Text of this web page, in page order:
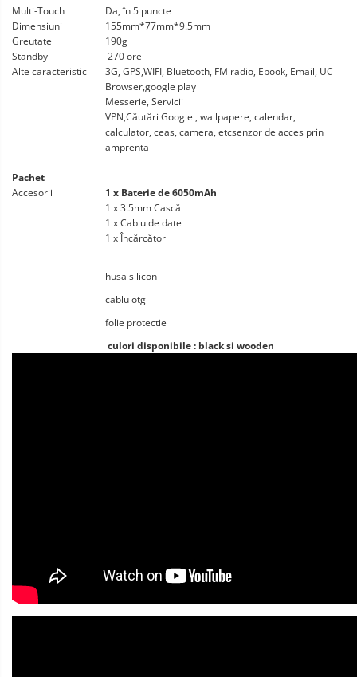
Multi-Touch
Da, în 5 puncte
Dimensiuni
155mm*77mm*9.5mm
Greutate
190g
Standby
270 ore
Alte caracteristici
3G, GPS,WIFI, Bluetooth, FM radio, Ebook, Email, UC
Browser,google play
Messerie, Servicii
VPN,Căutări Google , wallpapere, calendar,
calculator, ceas, camera, etcsenzor de acces prin
amprenta
Pachet
Accesorii
1 x Baterie de 6050mAh
1 x 3.5mm Cască
1 x Cablu de date
1 x Încărcător
husa silicon
cablu otg
folie protectie
culori disponibile : black si wooden